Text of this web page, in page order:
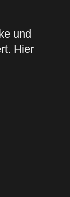
und
Hier